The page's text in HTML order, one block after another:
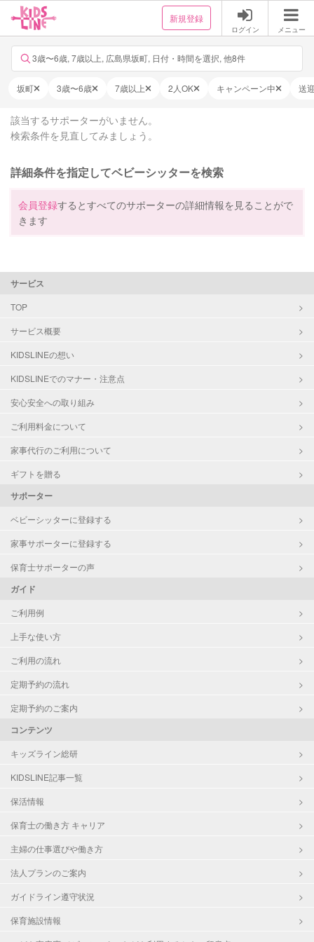
新規登録
ログイン メニュー
3歳〜6歳, 7歳以上, 広島県坂町, 日付・時間を選択, 他8件
坂町 3歳〜6歳 7歳以上 2人OK キャンペーン中 送
該当するサポーターがいません。
検索条件を見直してみましょう。
詳細条件を指定してベビーシッターを検索
会員登録するとすべてのサポーターの詳細情報を見ることがで
きます
サービス
TOP
サービス概要
KIDSLINEの想い
KIDSLINEでのマナー・注意点
安心安全への取り組み
ご利用料金について
家事代行のご利用について
ギフトを贈る
サポーター
ベビーシッターに登録する
家事サポーターに登録する
保育士サポーターの声
ガイド
ご利用例
上手な使い方
ご利用の流れ
定期予約の流れ
定期予約のご案内
コンテンツ
キッズライン総研
KIDSLINE記事一覧
保活情報
保育士の働き方 キャリア
主婦の仕事選びや働き方
法人プランのご案内
ガイドライン遵守状況
保育施設情報